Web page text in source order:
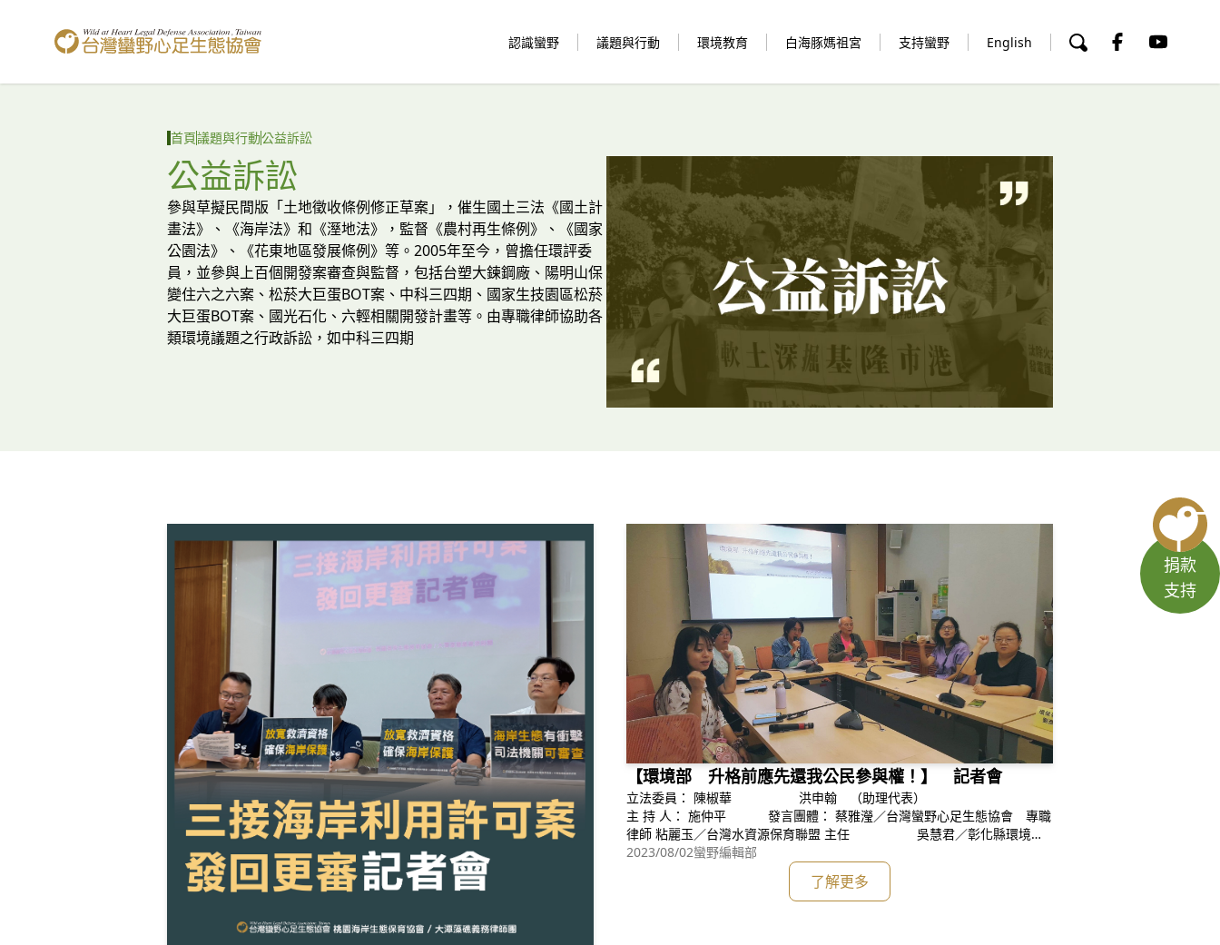
台灣蠻野心足生態協會
認識蠻野 議題與行動 環境教育 白海豚媽祖宮 支持蠻野 English
捐款
支持
首頁議題與行動公益訴訟
公益訴訟
參與草擬民間版「土地徵收條例修正草案」，催生國土三法《國土計
畫法》、《海岸法》和《溼地法》，監督《農村再生條例》、《國家
公園法》、《花東地區發展條例》等。2005年至今，曾擔任環評委
員，並參與上百個開發案審查與監督，包括台塑大鍊鋼廠、陽明山保
變住六之六案、松菸大巨蛋BOT案、中科三四期、國家生技園區松菸
大巨蛋BOT案、國光石化、六輕相關開發計畫等。由專職律師協助各
類環境議題之行政訴訟，如中科三四期
【環境部 升格前應先還我公民參與權！】 記者會
立法委員： 陳椒華 洪申翰 （助理代表）
主 持 人： 施仲平 發言團體： 蔡雅瀅／台灣蠻野心足生態協會 專職
律師 粘麗玉／台灣水資源保育聯盟 主任 吳慧君／彰化縣環境保
護聯盟 主任 陳薇仲／守護外木山行動小組 發言人 潘忠政／桃園在地聯盟 理
事長 凃又文／環境權保障
2023/08/02蠻野編輯部
了解更多